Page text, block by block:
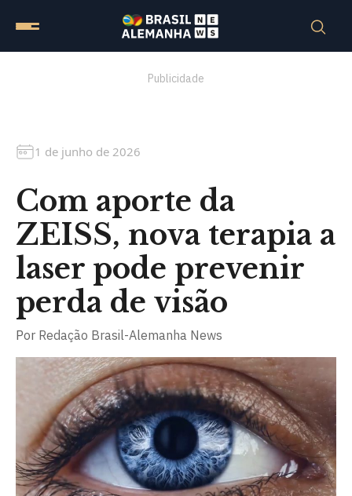
Publicidade
1 de junho de 2026
Com aporte da
ZEISS, nova terapia a
laser pode prevenir
perda de visão
Por Redação Brasil-Alemanha News